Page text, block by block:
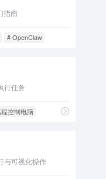
指南
# OpenClaw
行任务
控制电脑
与可视化操作